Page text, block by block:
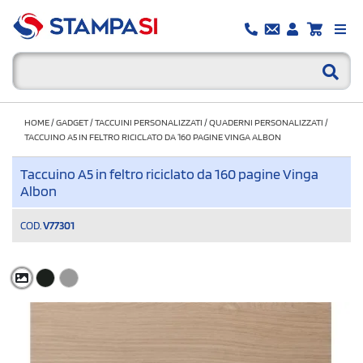
HOME/GADGET/TACCUINI PERSONALIZZATI /QUADERNI PERSONALIZZATI /
TACCUINO A5 IN FELTRO RICICLATO DA 160 PAGINE VINGA ALBON
Taccuino A5 in feltro riciclato da 160 pagine Vinga
Albon
COD. V77301